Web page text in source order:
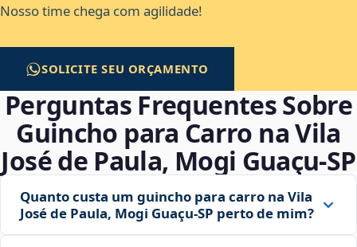
Nosso time chega com agilidade!
SOLICITE SEU ORÇAMENTO
Perguntas Frequentes Sobre
Guincho para Carro na Vila
José de Paula, Mogi Guaçu‑SP
Quanto custa um guincho para carro na Vila
José de Paula, Mogi Guaçu‑SP perto de mim?